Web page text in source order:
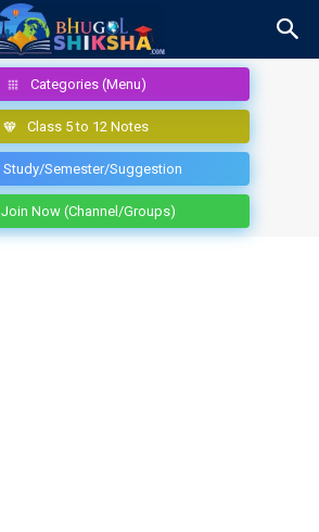
Categories (Menu)
Class 5 to 12 Notes
Study/Semester/Suggestion
Join Now (Channel/Groups)